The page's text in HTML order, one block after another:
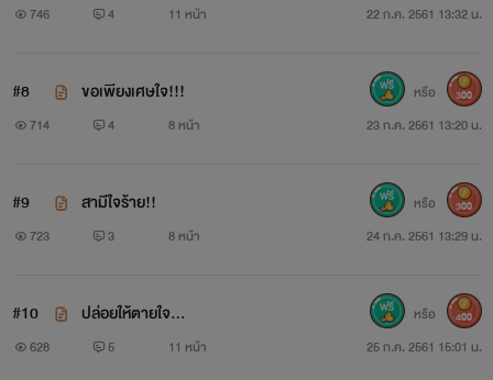
746 4 11 หน้า 22 ก.ค. 2561 13:32 น.
#8 ขอเพียงเศษใจ!!!
714 4 8 หน้า 23 ก.ค. 2561 13:20 น.
หรือ 300
#9 สามีใจร้าย!!
723 3 8 หน้า 24 ก.ค. 2561 13:29 น.
หรือ 300
#10 ปล่อยให้ตายใจ...
628 5 11 หน้า 25 ก.ค. 2561 15:01 น.
หรือ 400